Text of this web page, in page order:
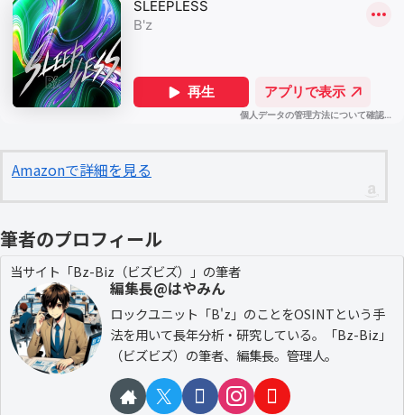
Amazonで詳細を見る
筆者のプロフィール
当サイト「Bz-Biz（ビズビズ）」の筆者
編集長@はやみん
ロックユニット「B'z」のことをOSINTという手
法を用いて長年分析・研究している。「Bz-Biz」
（ビズビズ）の筆者、編集長。管理人。